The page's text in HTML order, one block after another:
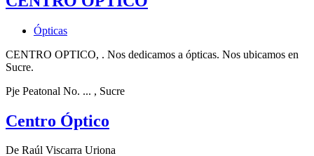
Ópticas
CENTRO OPTICO, . Nos dedicamos a ópticas. Nos ubicamos en
Sucre.
Pje Peatonal No. ... , Sucre
Centro Óptico
De Raúl Viscarra Uriona